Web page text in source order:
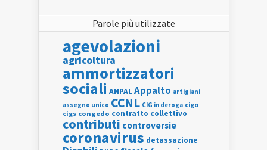
Parole più utilizzate
agevolazioni
agricoltura
ammortizzatori
sociali ANPALAppalto artigiani
assegno unico CCNL CIG in deroga cigo
cigs congedo contratto collettivo
contributi controversie
coronavirus detassazione